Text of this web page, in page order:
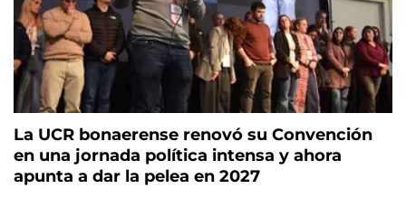
La UCR bonaerense renovó su Convención
en una jornada política intensa y ahora
apunta a dar la pelea en 2027